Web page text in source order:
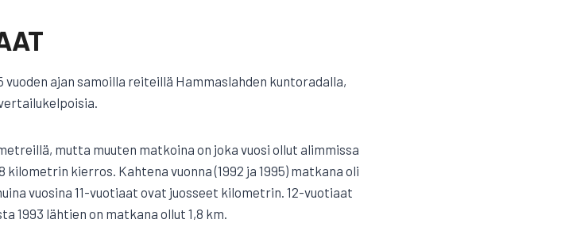
vuoden ajan samoilla reiteillä Hammaslahden kuntoradalla,
mutta muuten matkoina on joka vuosi ollut alimmissa
kierros. Kahtena vuonna (1992 ja 1995) matkana oli
vuosina 11-vuotiaat ovat juosseet kilometrin. 12-vuotiaat
1993 lähtien on matkana ollut 1,8 km.